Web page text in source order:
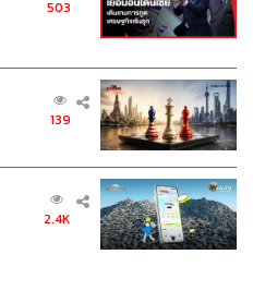
503
139
2.4K